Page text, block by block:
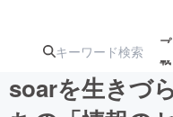
soarを生きづ